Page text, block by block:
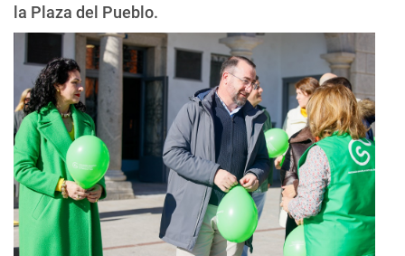
la Plaza del Pueblo.